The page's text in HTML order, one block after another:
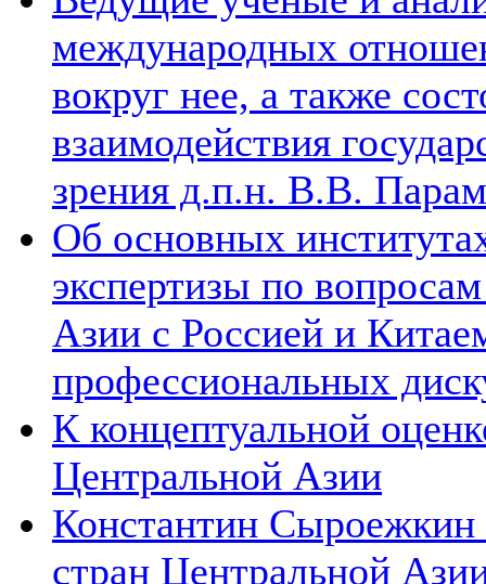
международных
вокруг нее, а также
взаимодействия
зрения д.п.н. В.В.
Об основных
экспертизы по
Азии с Россией и
профессиональных
К концептуальной
Центральной Азии
Константин Сыроежкин
стран Центральной